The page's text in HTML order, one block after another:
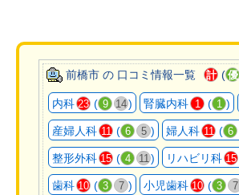
前橋市 の 口コミ情報一覧 計 (優
内科 23 ( 9 14) 腎臓内科 1 ( 1 )
産婦人科 11 ( 6 5 ) 婦人科 11 ( 6
整形外科 15 ( 4 11) リハビリ科 15
歯科 10 ( 3 7 ) 小児歯科 10 ( 3 7